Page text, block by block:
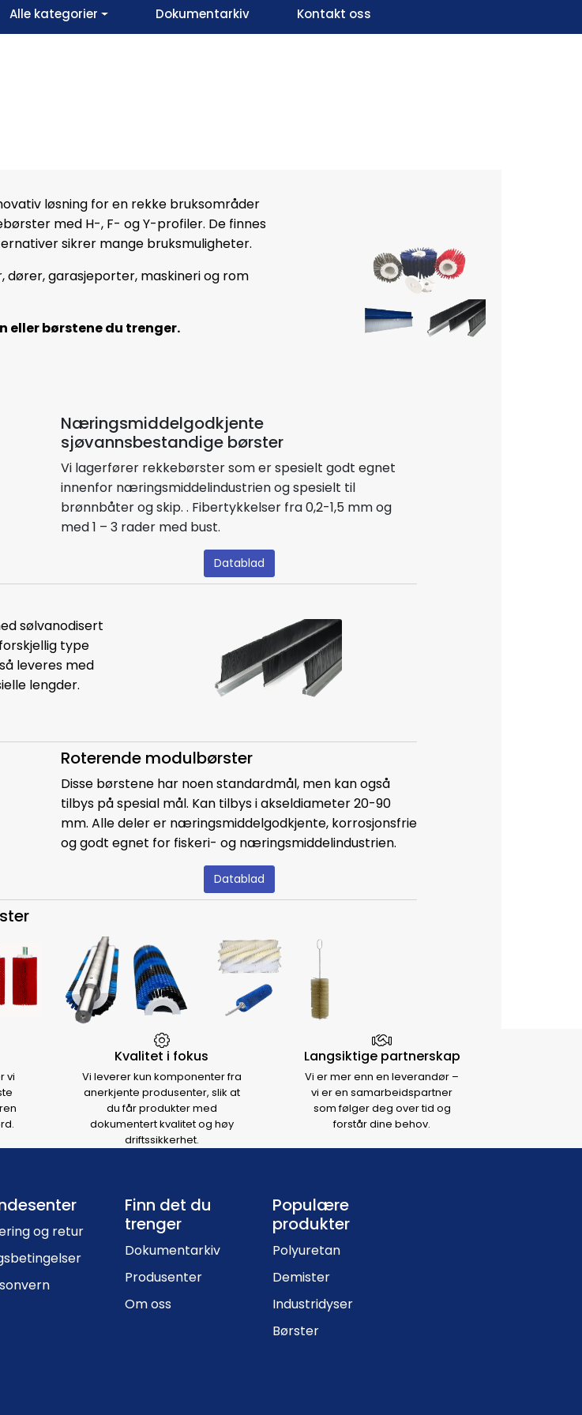
Infosenter
Alle kategorier Dokumentarkiv Kontakt oss
løsning for en rekke bruksområder
med H-, F- og Y-profiler. De finnes
sikrer mange bruksmuligheter.
dører, garasjeporter, maskineri og rom
eller børstene du trenger.
Næringsmiddelgodkjente
sjøvannsbestandige børster
Vi lagerfører rekkebørster som er spesielt godt egnet
innenfor næringsmiddelindustrien og spesielt til
brønnbåter og skip. . Fibertykkelser fra 0,2-1,5 mm og
med 1 – 3 rader med bust.
Datablad
sølvanodisert
type
leveres med
lengder.
Roterende modulbørster
Disse børstene har noen standardmål, men kan også
tilbys på spesial mål. Kan tilbys i akseldiameter 20-90
mm. Alle deler er næringsmiddelgodkjente, korrosjonsfrie
og godt egnet for fiskeri- og næringsmiddelindustrien.
Datablad
vi
Kvalitet i fokus
Vi leverer kun komponenter fra
anerkjente produsenter, slik at
du får produkter med
dokumentert kvalitet og høy
driftssikkerhet.
Langsiktige partnerskap
Vi er mer enn en leverandør –
vi er en samarbeidspartner
som følger deg over tid og
forstår dine behov.
Footer navigation
og retur
Finn det du
trenger
Dokumentarkiv
Produsenter
Om oss
Populære
produkter
Polyuretan
Demister
Industridyser
Børster